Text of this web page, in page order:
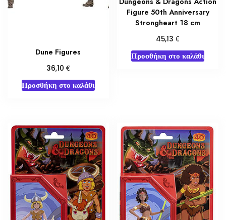
Dune Figures
36,10 €
Προσθήκη στο καλάθι
Figure 50th Anniversary
Strongheart 18 cm
45,13€
Προσθήκη στο καλάθι